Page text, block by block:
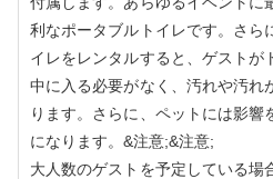
利なポータブルトイレです。さら
イレをレンタルすると、ゲストが
中に入る必要がなく、汚れや汚れ
ります。さらに、ペットには影響
になります。&注意;&注意;
大人数のゲストを予定している場